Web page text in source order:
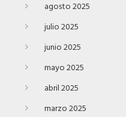
agosto 2025
julio 2025
junio 2025
mayo 2025
abril 2025
marzo 2025